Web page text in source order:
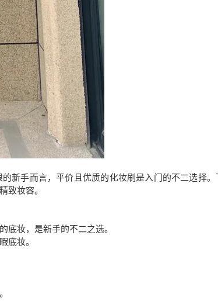
新手而言，平价且优质的化妆刷是入门的不二选择。
致妆容。
底妆，是新手的不二之选。
底妆。